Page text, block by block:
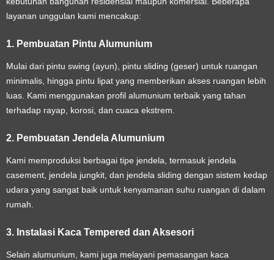
layanan unggulan kami mencakup:
1. Pembuatan Pintu Alumunium
Mulai dari pintu swing (ayun), pintu sliding (geser) untuk ruangan
minimalis, hingga pintu lipat yang memberikan akses ruangan lebih
luas. Kami menggunakan profil alumunium terbaik yang tahan
terhadap rayap, korosi, dan cuaca ekstrem.
2. Pembuatan Jendela Alumunium
Kami memproduksi berbagai tipe jendela, termasuk jendela
casement, jendela jungkit, dan jendela sliding dengan sistem kedap
udara yang sangat baik untuk kenyamanan suhu ruangan di dalam
rumah.
3. Instalasi Kaca Tempered dan Aksesori
Selain alumunium, kami juga melayani pemasangan kaca